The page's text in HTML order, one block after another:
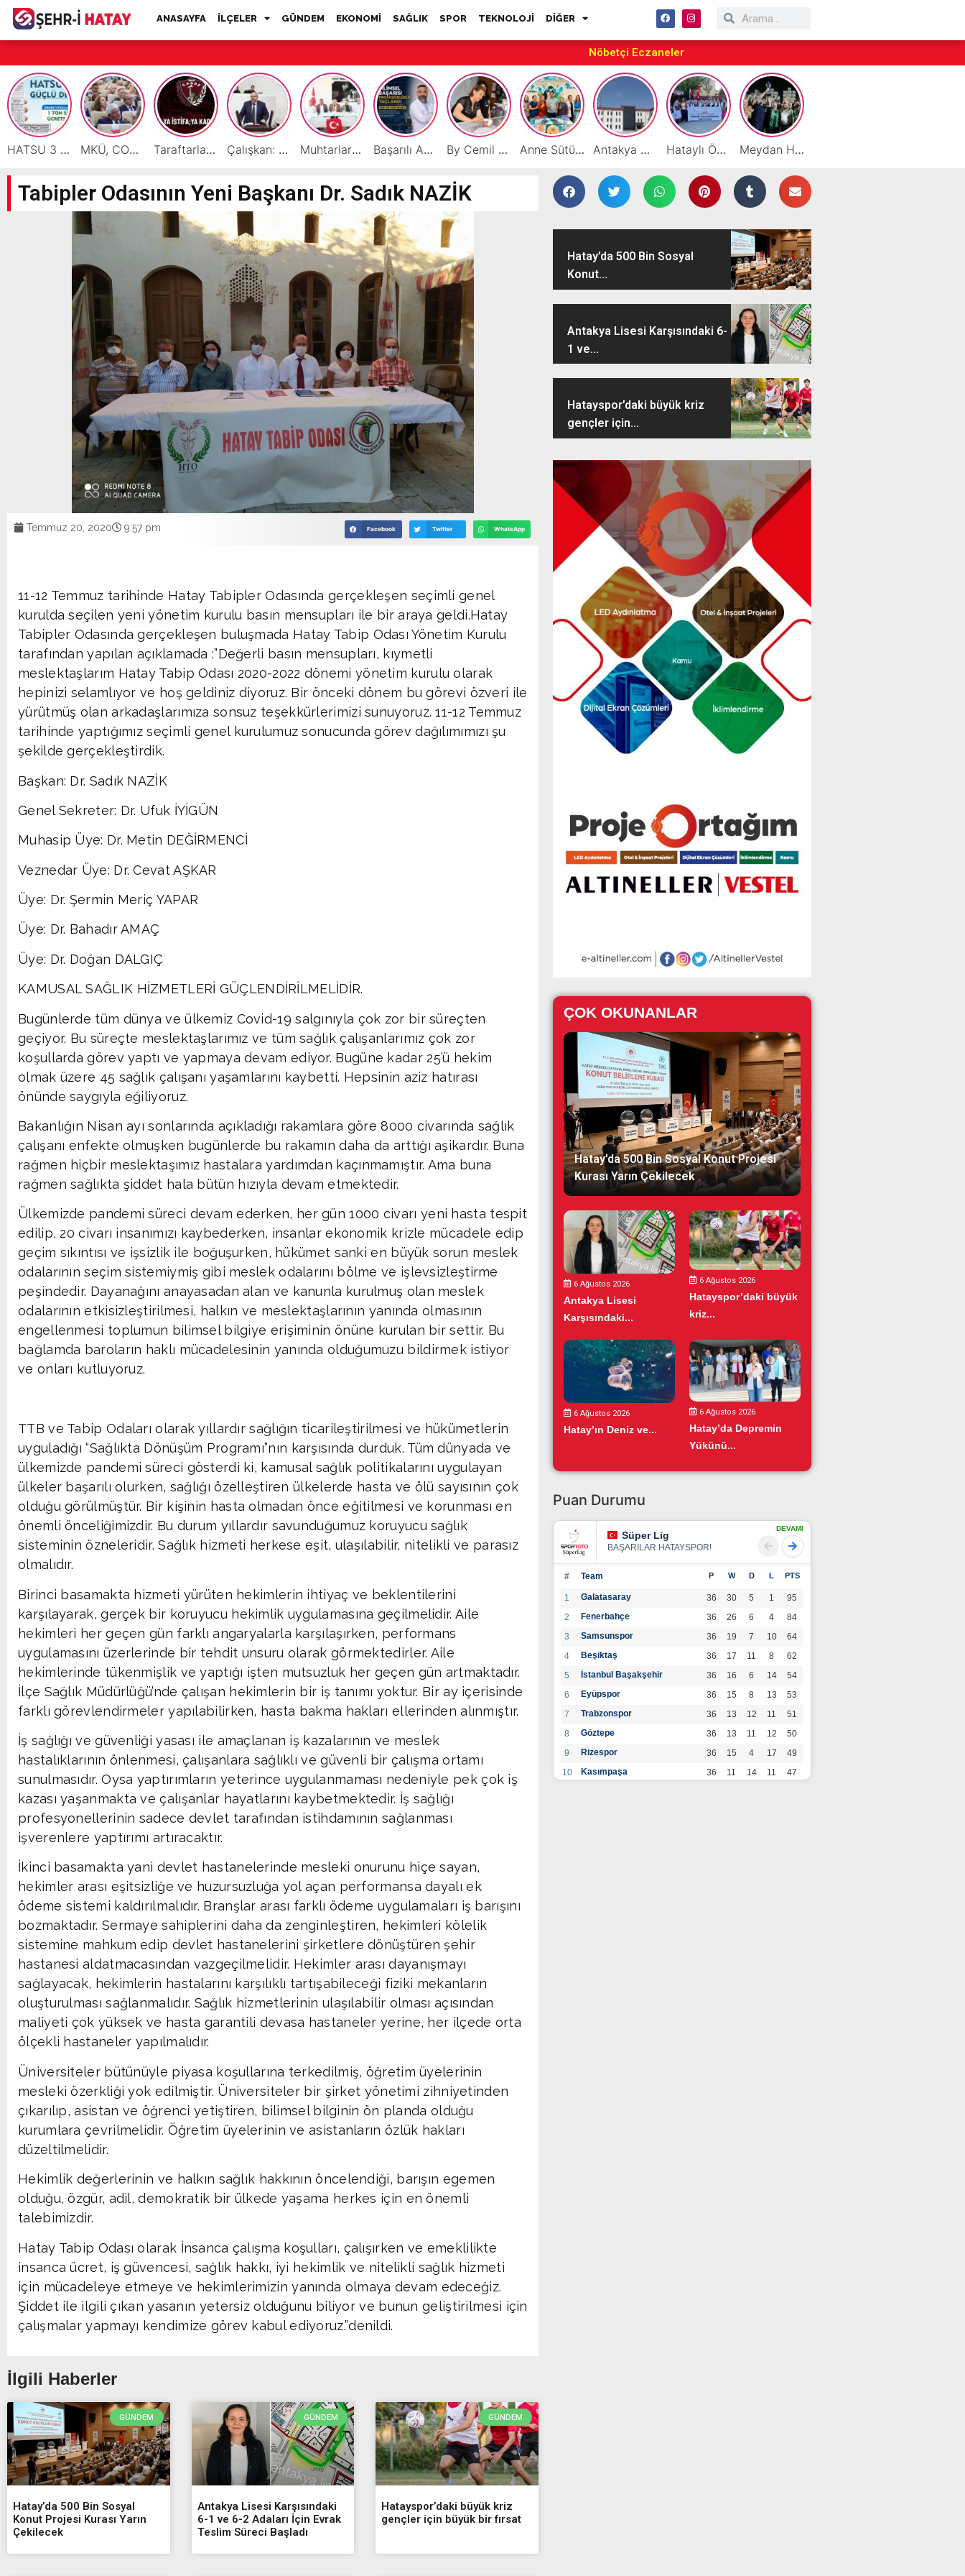
ANASAYFA İLÇELER GÜNDEM EKONOMİ SAĞLIK SPOR TEKNOLOJİ DİĞER
Nöbetçi Eczaneler
HATSU 3 İlçede Ağustos Ayı Faturalarında Bir Ton Suyu Ücretsiz Tanımladı MKÜ, COP31 Hazırlık Sürecinde Bilim Diplomasisine Katkı Sunacak Taraftarlar Sessizlik değil ÇÖZÜM istiyor Çalışkan: “Gazze Elden Gidiyor, Garantörler Daha Ne Bekliyor?” Muhtarlardan HATSO’ya Ziyaret Başarılı Akademisyen Fariz Selimli’ye Profesörlük Ünvanı By Cemil Dondurma Yazın Vazgeçilmez Durağı Anne Sütüyle Sağlıklı Geleceğe Vurgu “Anne sütü, her bebeğin en doğal hakkıdır” Antakya MYO’da Meslekler Uygulamanın İçinde Öğreniliyor Hataylı Öğretmenler, Macaristan’da Türkiye’yi Temsil Etti Meydan Hacıoğlu Baharat Şampiyonluk İpini Göğüsledi
Tabipler Odasının Yeni Başkanı Dr. Sadık NAZİK
Temmuz 20, 2020 9:57 pm Facebook Twitter WhatsApp
11-12 Temmuz tarihinde Hatay Tabipler Odasında gerçekleşen seçimli genel
kurulda seçilen yeni yönetim kurulu basın mensupları ile bir araya geldi.Hatay
Tabipler Odasında gerçekleşen buluşmada Hatay Tabip Odası Yönetim Kurulu
tarafından yapılan açıklamada :”Değerli basın mensupları, kıymetli
meslektaşlarım Hatay Tabip Odası 2020-2022 dönemi yönetim kurulu olarak
hepinizi selamlıyor ve hoş geldiniz diyoruz. Bir önceki dönem bu görevi özveri ile
yürütmüş olan arkadaşlarımıza sonsuz teşekkürlerimizi sunuyoruz. 11-12 Temmuz
tarihinde yaptığımız seçimli genel kurulumuz sonucunda görev dağılımımızı şu
şekilde gerçekleştirdik.
Başkan: Dr. Sadık NAZİK
Genel Sekreter: Dr. Ufuk İYİGÜN
Muhasip Üye: Dr. Metin DEĞİRMENCİ
Veznedar Üye: Dr. Cevat AŞKAR
Üye: Dr. Şermin Meriç YAPAR
Üye: Dr. Bahadır AMAÇ
Üye: Dr. Doğan DALGIÇ
KAMUSAL SAĞLIK HİZMETLERİ GÜÇLENDİRİLMELİDİR.
Bugünlerde tüm dünya ve ülkemiz Covid-19 salgınıyla çok zor bir süreçten
geçiyor. Bu süreçte meslektaşlarımız ve tüm sağlık çalışanlarımız çok zor
koşullarda görev yaptı ve yapmaya devam ediyor. Bugüne kadar 25’ü hekim
olmak üzere 45 sağlık çalışanı yaşamlarını kaybetti. Hepsinin aziz hatırası
önünde saygıyla eğiliyoruz.
Bakanlığın Nisan ayı sonlarında açıkladığı rakamlara göre 8000 civarında sağlık
çalışanı enfekte olmuşken bugünlerde bu rakamın daha da arttığı aşikardır. Buna
rağmen hiçbir meslektaşımız hastalara yardımdan kaçınmamıştır. Ama buna
rağmen sağlıkta şiddet hala bütün hızıyla devam etmektedir.
Ülkemizde pandemi süreci devam ederken, her gün 1000 civarı yeni hasta tespit
edilip, 20 civarı insanımızı kaybederken, insanlar ekonomik krizle mücadele edip
geçim sıkıntısı ve işsizlik ile boğuşurken, hükümet sanki en büyük sorun meslek
odalarının seçim sistemiymiş gibi meslek odalarını bölme ve işlevsizleştirme
peşindedir. Dayanağını anayasadan alan ve kanunla kurulmuş olan meslek
odalarının etkisizleştirilmesi, halkın ve meslektaşlarının yanında olmasının
engellenmesi toplumun bilimsel bilgiye erişiminin önüne kurulan bir settir. Bu
bağlamda baroların haklı mücadelesinin yanında olduğumuzu bildirmek istiyor
ve onları kutluyoruz.
TTB ve Tabip Odaları olarak yıllardır sağlığın ticarileştirilmesi ve hükümetlerin
uyguladığı “Sağlıkta Dönüşüm Programı”nın karşısında durduk. Tüm dünyada ve
ülkemizde pandemi süreci gösterdi ki, kamusal sağlık politikalarını uygulayan
ülkeler başarılı olurken, sağlığı özelleştiren ülkelerde hasta ve ölü sayısının çok
olduğu görülmüştür. Bir kişinin hasta olmadan önce eğitilmesi ve korunması en
önemli önceliğimizdir. Bu durum yıllardır savunduğumuz koruyucu sağlık
sisteminin özneleridir. Sağlık hizmeti herkese eşit, ulaşılabilir, nitelikli ve parasız
olmalıdır.
Birinci basamakta hizmeti yürüten hekimlerin ihtiyaç ve beklentilerini
karşılayarak, gerçek bir koruyucu hekimlik uygulamasına geçilmelidir. Aile
hekimleri her geçen gün farklı angaryalarla karşılaşırken, performans
uygulamasını üzerlerinde bir tehdit unsuru olarak görmektedirler. Aile
hekimlerinde tükenmişlik ve yaptığı işten mutsuzluk her geçen gün artmaktadır.
İlçe Sağlık Müdürlüğü’nde çalışan hekimlerin bir iş tanımı yoktur. Bir ay içerisinde
farklı görevlendirmeler yapılabilirken, hasta bakma hakları ellerinden alınmıştır.
İş sağlığı ve güvenliği yasası ile amaçlanan iş kazalarının ve meslek
hastalıklarının önlenmesi, çalışanlara sağlıklı ve güvenli bir çalışma ortamı
sunulmasıdır. Oysa yaptırımların yeterince uygulanmaması nedeniyle pek çok iş
kazası yaşanmakta ve çalışanlar hayatlarını kaybetmektedir. İş sağlığı
profesyonellerinin sadece devlet tarafından istihdamının sağlanması
işverenlere yaptırımı artıracaktır.
İkinci basamakta yani devlet hastanelerinde mesleki onurunu hiçe sayan,
hekimler arası eşitsizliğe ve huzursuzluğa yol açan performansa dayalı ek
ödeme sistemi kaldırılmalıdır. Branşlar arası farklı ödeme uygulamaları iş barışını
bozmaktadır. Sermaye sahiplerini daha da zenginleştiren, hekimleri kölelik
sistemine mahkum edip devlet hastanelerini şirketlere dönüştüren şehir
hastanesi aldatmacasından vazgeçilmelidir. Hekimler arası dayanışmayı
sağlayacak, hekimlerin hastalarını karşılıklı tartışabileceği fiziki mekanların
oluşturulması sağlanmalıdır. Sağlık hizmetlerinin ulaşılabilir olması açısından
maliyeti çok yüksek ve hasta garantili devasa hastaneler yerine, her ilçede orta
ölçekli hastaneler yapılmalıdır.
Üniversiteler bütünüyle piyasa koşullarına terkedilmiş, öğretim üyelerinin
mesleki özerkliği yok edilmiştir. Üniversiteler bir şirket yönetimi zihniyetinden
çıkarılıp, asistan ve öğrenci yetiştiren, bilimsel bilginin ön planda olduğu
kurumlara çevrilmelidir. Öğretim üyelerinin ve asistanların özlük hakları
düzeltilmelidir.
Hekimlik değerlerinin ve halkın sağlık hakkının öncelendiği, barışın egemen
olduğu, özgür, adil, demokratik bir ülkede yaşama herkes için en önemli
talebimizdir.
Hatay Tabip Odası olarak İnsanca çalışma koşulları, çalışırken ve emeklilikte
insanca ücret, iş güvencesi, sağlık hakkı, iyi hekimlik ve nitelikli sağlık hizmeti
için mücadeleye etmeye ve hekimlerimizin yanında olmaya devam edeceğiz.
Şiddet ile ilgili çıkan yasanın yetersiz olduğunu biliyor ve bunun geliştirilmesi için
çalışmalar yapmayı kendimize görev kabul ediyoruz.”denildi.
İlgili Haberler
GÜNDEM
Hatay’da 500 Bin Sosyal
Konut Projesi Kurası Yarın
Çekilecek
GÜNDEM
Antakya Lisesi Karşısındaki
6-1 ve 6-2 Adaları İçin Evrak
Teslim Süreci Başladı
GÜNDEM
Hatayspor’daki büyük kriz
gençler için büyük bir fırsat
Hatay’da 500 Bin Sosyal
Konut...
Antakya Lisesi Karşısındaki 6-
1 ve...
Hatayspor’daki büyük kriz
gençler için...
ÇOK OKUNANLAR
Hatay’da 500 Bin Sosyal Konut Projesi
Kurası Yarın Çekilecek
6 Ağustos 2026
Antakya Lisesi
Karşısındaki...
6 Ağustos 2026
Hatayspor’daki büyük
kriz...
6 Ağustos 2026
Hatay’ın Deniz ve...
6 Ağustos 2026
Hatay’da Depremin
Yükünü...
Puan Durumu
Süper Lig
BAŞARILAR HATAYSPOR!
DEVAMI
# Team P W D L PTS
1 Galatasaray 36 30 5 1
95
2
Fenerbahçe 36 26 6 4
84
3
Samsunspor 36 19 7 10
64
4
Beşiktaş 36 17 11 8
62
5
İstanbul Başakşehir 36 16 6 14
54
6
Eyüpspor 36 15 8 13
53
7
Trabzonspor 36 13 12 11
51
8
Göztepe 36 13 11 12
50
9
Rizespor 36 15 4 17
49
10
Kasımpaşa 36 11 14 11
47